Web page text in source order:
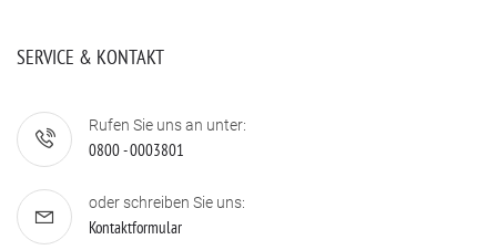
SERVICE & KONTAKT
Rufen Sie uns an unter:
0800 - 0003801
oder schreiben Sie uns:
Kontaktformular